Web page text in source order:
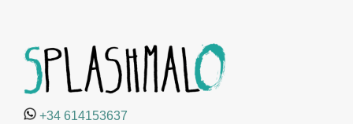
+34 614153637